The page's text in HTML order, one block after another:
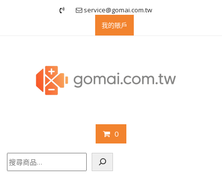
service@gomai.com.tw
我的賬戶
0
尋